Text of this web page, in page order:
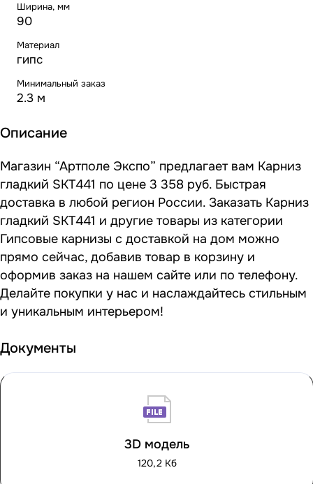
Ширина, мм
90
Материал
гипс
Минимальный заказ
2.3 м
Описание
Магазин “Артполе Экспо” предлагает вам Карниз
гладкий SKT441 по цене 3 358 руб. Быстрая
доставка в любой регион России. Заказать Карниз
гладкий SKT441 и другие товары из категории
Гипсовые карнизы с доставкой на дом можно
прямо сейчас, добавив товар в корзину и
оформив заказ на нашем сайте или по телефону.
Делайте покупки у нас и наслаждайтесь стильным
и уникальным интерьером!
Документы
3D модель
120,2 Кб